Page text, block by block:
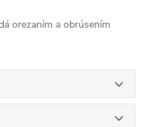
orezaním a obrúsením